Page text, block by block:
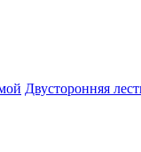
Двусторонняя